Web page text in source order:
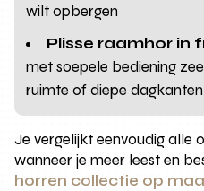
wilt opbergen
Plisse raamhor in
met soepele bediening
ruimte of diepe dagkanten
Je vergelijkt eenvoudig alle
wanneer je meer leest en
horren collectie op